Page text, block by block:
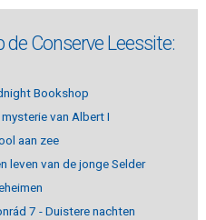
Conserve Leessite:
Bookshop
van Albert I
aan zee
leven van de jonge Selder
7 - Duistere nachten